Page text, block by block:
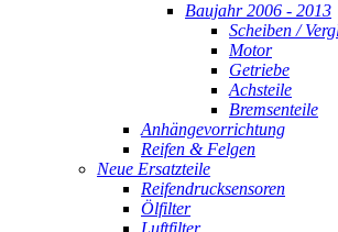
Baujahr 2006 - 2013
Scheiben /
Motor
Getriebe
Achsteile
Bremsenteile
Anhängevorrichtung
Reifen & Felgen
Neue Ersatzteile
Reifendrucksensoren
Ölfilter
Luftfilter